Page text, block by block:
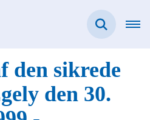
den sikrede
den 30.